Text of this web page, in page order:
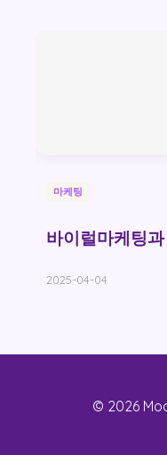
마케팅
바이럴마케팅
2025-04-04
© 2026